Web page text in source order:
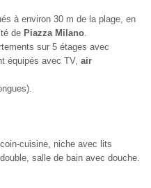
à environ 30 m de la plage, en
de Piazza Milano.
sur 5 étages avec
équipés avec TV, air
cuisine, niche avec lits
salle de bain avec douche.